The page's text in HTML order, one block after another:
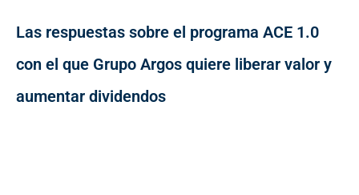
Las respuestas sobre el programa ACE 1.0
con el que Grupo Argos quiere liberar valor y
aumentar dividendos